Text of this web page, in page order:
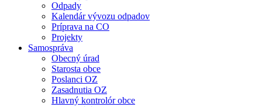
Odpady
Kalendár vývozu odpadov
Príprava na CO
Projekty
Samospráva
Obecný úrad
Starosta obce
Poslanci OZ
Zasadnutia OZ
Hlavný kontrolór obce